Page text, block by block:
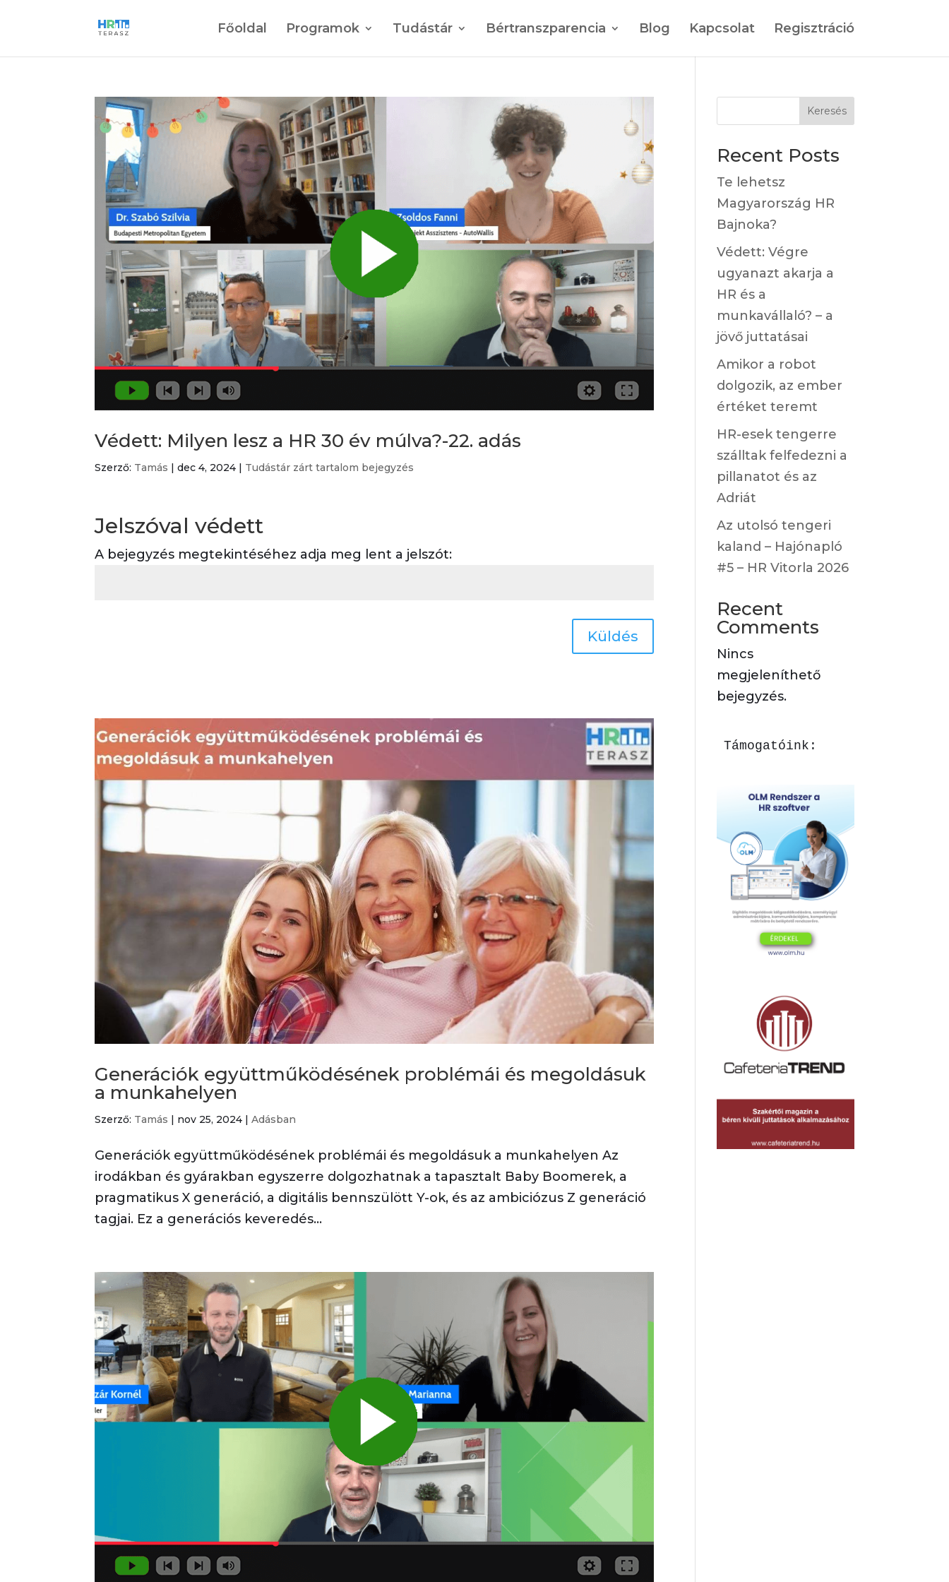
Főoldal Programok Tudástár Bértranszparencia Blog Kapcsolat Regisztráció
Védett: Milyen lesz a HR 30 év múlva?-22. adás
Szerző: Tamás |dec 4, 2024 | Tudástár zárt tartalom bejegyzés
Jelszóval védett
A bejegyzés megtekintéséhez adja meg lent a jelszót:
Küldés
Generációk együttműködésének problémái és megoldásuk
a munkahelyen
Szerző: Tamás | nov 25, 2024 |Adásban
Generációk együttműködésének problémái és megoldásuk a munkahelyen Az
irodákban és gyárakban egyszerre dolgozhatnak a tapasztalt Baby Boomerek, a
pragmatikus X generáció, a digitális bennszülött Y-ok, és az ambiciózus Z generáció
tagjai. Ez a generációs keveredés...
Keresés
Recent Posts
Te lehetsz
Magyarország HR
Bajnoka?
Védett: Végre
ugyanazt akarja a
HR és a
munkavállaló? – a
jövő juttatásai
Amikor a robot
dolgozik, az ember
értéket teremt
HR-esek tengerre
szálltak felfedezni a
pillanatot és az
Adriát
Az utolsó tengeri
kaland – Hajónapló
#5 – HR Vitorla 2026
Recent
Comments
Nincs
megjeleníthető
bejegyzés.
Támogatóink: